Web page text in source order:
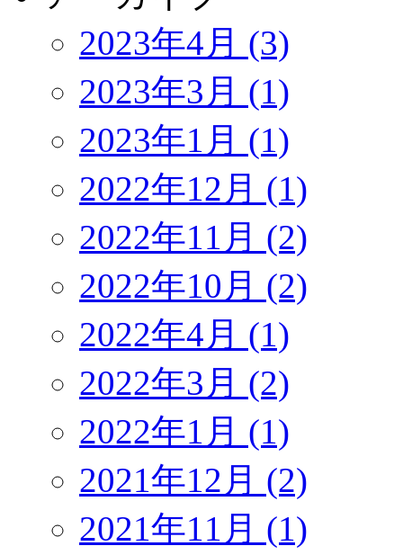
2023年4月 (3)
2023年3月 (1)
2023年1月 (1)
2022年12月 (1)
2022年11月 (2)
2022年10月 (2)
2022年4月 (1)
2022年3月 (2)
2022年1月 (1)
2021年12月 (2)
2021年11月 (1)